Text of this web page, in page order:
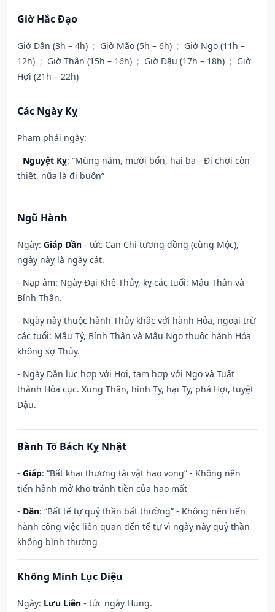
Giờ Hắc Đạo
Giờ Dần (3h – 4h) ; Giờ Mão (5h – 6h) ; Giờ Ngọ (11h –
12h) ; Giờ Thân (15h – 16h) ; Giờ Dậu (17h – 18h) ; Giờ
Hợi (21h – 22h)
Các Ngày Kỵ
Phạm phải ngày:
- Nguyệt Kỵ: “Mùng năm, mười bốn, hai ba - Đi chơi còn
thiệt, nữa là đi buôn”
Ngũ Hành
Ngày: Giáp Dần - tức Can Chi tương đồng (cùng Mộc),
ngày này là ngày cát.
- Nạp âm: Ngày Đại Khê Thủy, kỵ các tuổi: Mậu Thân và
Bính Thân.
- Ngày này thuộc hành Thủy khắc với hành Hỏa, ngoại trừ
các tuổi: Mậu Tý, Bính Thân và Mậu Ngọ thuộc hành Hỏa
không sợ Thủy.
- Ngày Dần lục hợp với Hợi, tam hợp với Ngọ và Tuất
thành Hỏa cục. Xung Thân, hình Tỵ, hại Tỵ, phá Hợi, tuyệt
Dậu.
Bành Tổ Bách Kỵ Nhật
- Giáp: “Bất khai thương tài vật hao vong” - Không nên
tiến hành mở kho tránh tiền của hao mất
- Dần: “Bất tế tự quỷ thần bất thường” - Không nên tiến
hành công việc liên quan đến tế tự vì ngày này quỷ thần
không bình thường
Khổng Minh Lục Diệu
Ngày: Lưu Liên - tức ngày Hung.